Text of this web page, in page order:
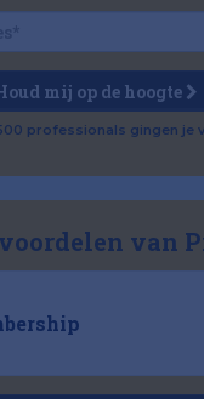
mij op de hoogte
professionals gingen je
van